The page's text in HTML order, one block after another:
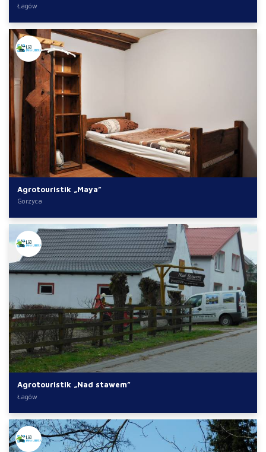
Łagów
Agrotouristik „Maya”
Gorzyca
Agrotouristik „Nad stawem”
Łagów